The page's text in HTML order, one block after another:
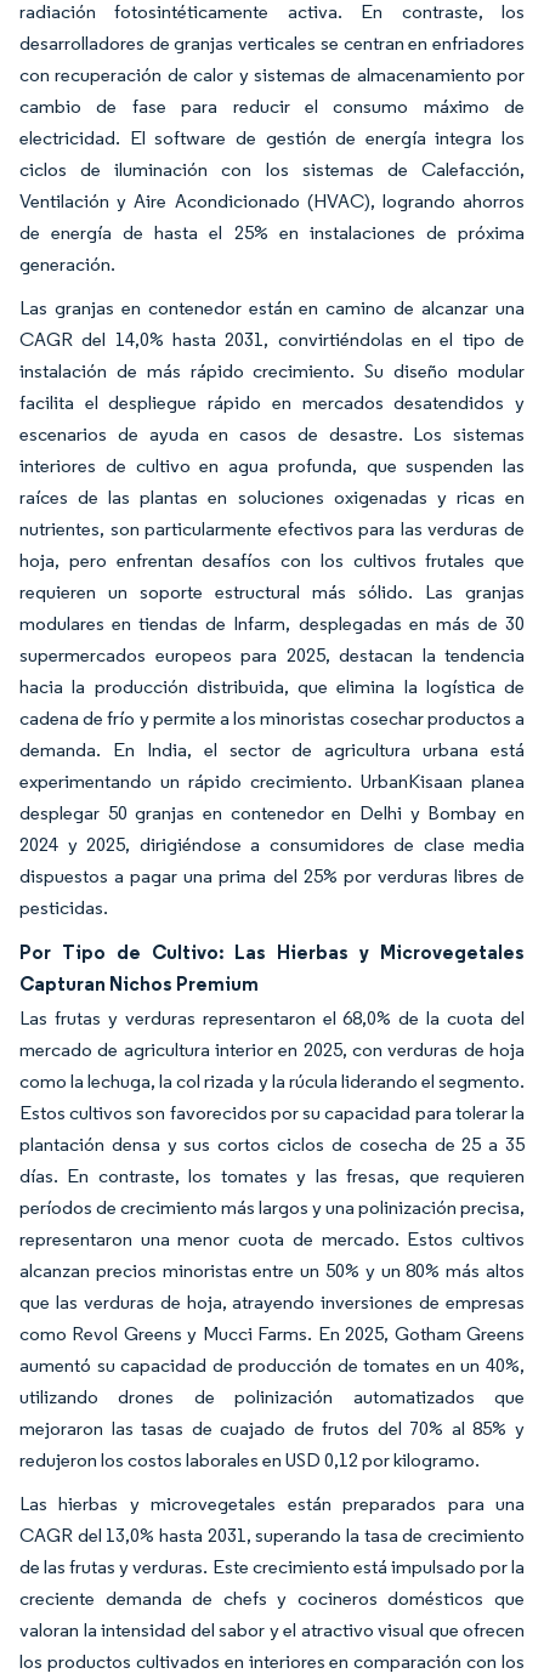
radiación fotosintéticamente activa. En contraste, los
desarrolladores de granjas verticales se centran en enfriadores
con recuperación de calor y sistemas de almacenamiento por
cambio de fase para reducir el consumo máximo de
electricidad. El software de gestión de energía integra los
ciclos de iluminación con los sistemas de Calefacción,
Ventilación y Aire Acondicionado (HVAC), logrando ahorros
de energía de hasta el 25% en instalaciones de próxima
generación.
Las granjas en contenedor están en camino de alcanzar una
CAGR del 14,0% hasta 2031, convirtiéndolas en el tipo de
instalación de más rápido crecimiento. Su diseño modular
facilita el despliegue rápido en mercados desatendidos y
escenarios de ayuda en casos de desastre. Los sistemas
interiores de cultivo en agua profunda, que suspenden las
raíces de las plantas en soluciones oxigenadas y ricas en
nutrientes, son particularmente efectivos para las verduras de
hoja, pero enfrentan desafíos con los cultivos frutales que
requieren un soporte estructural más sólido. Las granjas
modulares en tiendas de Infarm, desplegadas en más de 30
supermercados europeos para 2025, destacan la tendencia
hacia la producción distribuida, que elimina la logística de
cadena de frío y permite a los minoristas cosechar productos a
demanda. En India, el sector de agricultura urbana está
experimentando un rápido crecimiento. UrbanKisaan planea
desplegar 50 granjas en contenedor en Delhi y Bombay en
2024 y 2025, dirigiéndose a consumidores de clase media
dispuestos a pagar una prima del 25% por verduras libres de
pesticidas.
Por Tipo de Cultivo: Las Hierbas y Microvegetales
Capturan Nichos Premium
Las frutas y verduras representaron el 68,0% de la cuota del
mercado de agricultura interior en 2025, con verduras de hoja
como la lechuga, la col rizada y la rúcula liderando el segmento.
Estos cultivos son favorecidos por su capacidad para tolerar la
plantación densa y sus cortos ciclos de cosecha de 25 a 35
días. En contraste, los tomates y las fresas, que requieren
períodos de crecimiento más largos y una polinización precisa,
representaron una menor cuota de mercado. Estos cultivos
alcanzan precios minoristas entre un 50% y un 80% más altos
que las verduras de hoja, atrayendo inversiones de empresas
como Revol Greens y Mucci Farms. En 2025, Gotham Greens
aumentó su capacidad de producción de tomates en un 40%,
utilizando drones de polinización automatizados que
mejoraron las tasas de cuajado de frutos del 70% al 85% y
redujeron los costos laborales en USD 0,12 por kilogramo.
Las hierbas y microvegetales están preparados para una
CAGR del 13,0% hasta 2031, superando la tasa de crecimiento
de las frutas y verduras. Este crecimiento está impulsado por la
creciente demanda de chefs y cocineros domésticos que
valoran la intensidad del sabor y el atractivo visual que ofrecen
los productos cultivados en interiores en comparación con los